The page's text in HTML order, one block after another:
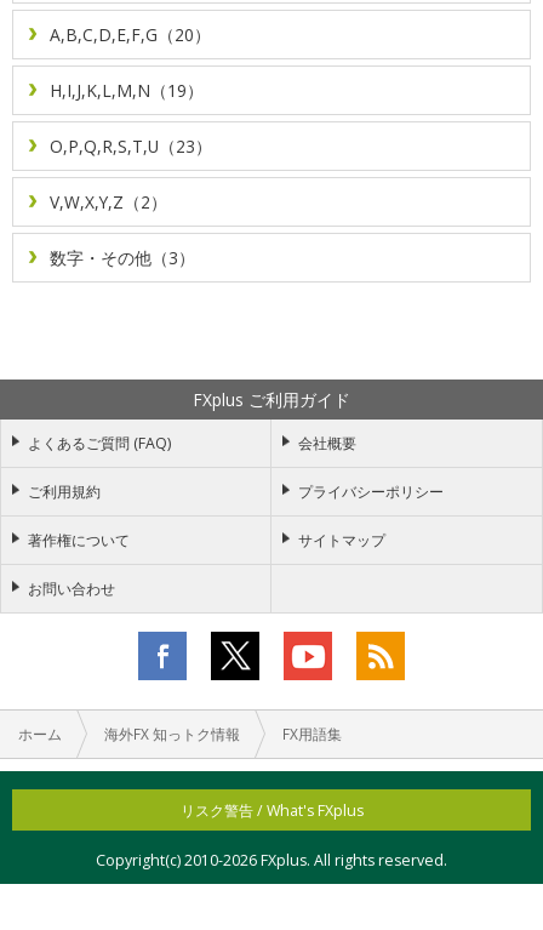
ホーム 海外FX 知っトク情報 FX用語集
A,B,C,D,E,F,G（20）
H,I,J,K,L,M,N（19）
O,P,Q,R,S,T,U（23）
V,W,X,Y,Z（2）
数字・その他（3）
FXplus ご利用ガイド
よくあるご質問 (FAQ) 会社概要
ご利用規約 プライバシーポリシー
著作権について サイトマップ
お問い合わせ
リスク警告 / What's FXplus
Copyright(c) 2010-2026 FXplus. All rights reserved.